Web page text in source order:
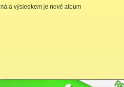
a výsledkem je nové album